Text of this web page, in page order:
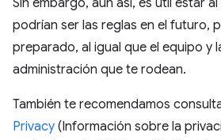
Sin embargo, aun así, es útil estar
podrían ser las reglas en el futuro,
preparado, al igual que el equipo y
administración que te rodean.
También te recomendamos
Privacy (Información sobre la